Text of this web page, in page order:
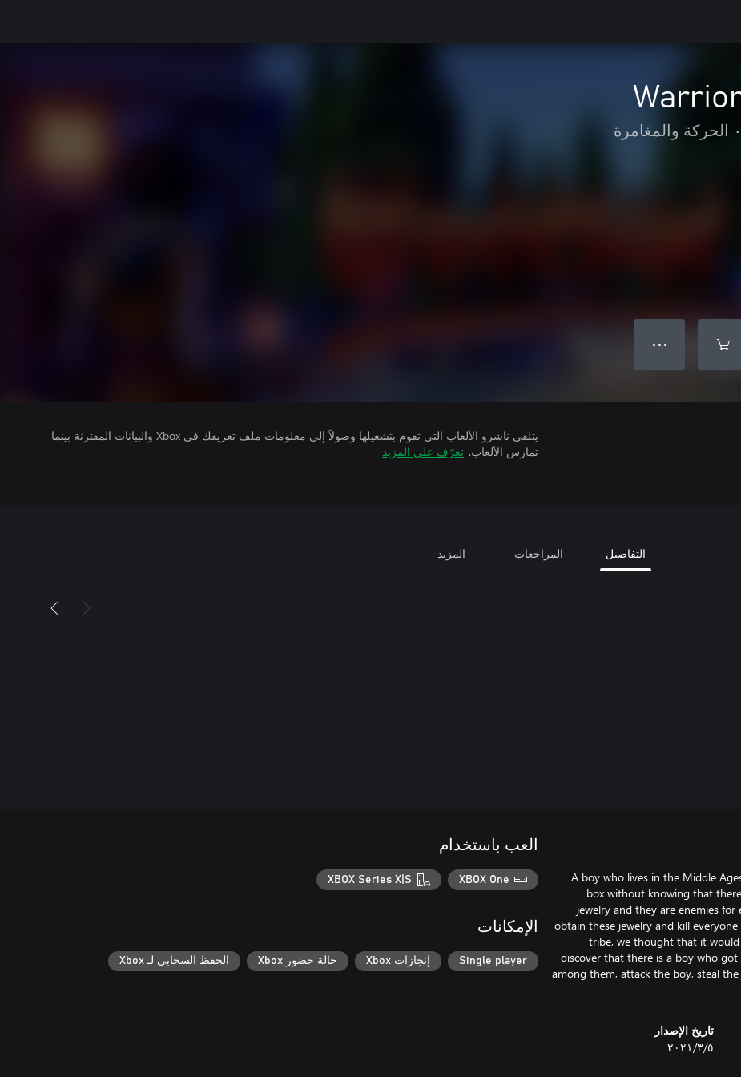
• الحركة والمغامرة
● ● ●
يتلقى ناشرو الألعاب التي تقوم بتشغيلها وصولاً إلى معلومات ملف تعريفك في Xbox والبيانات المقترنة بينما
تمارس الألعاب. تعرّف على المزيد
التفاصيل المراجعات المزيد
A boy who lives in the Middle
box without knowing that
jewelry and they are enemies
obtain these jewelry and kill
tribe, we thought that it would
discover that there is a boy who
among them, attack the boy, steal
تاريخ الإصدار
٥‏/٣‏/٢٠٢١
العب باستخدام
XBOX One
XBOX Series X|S
الإمكانات
Single player إنجازات Xbox حالة حضور Xbox الحفظ السحابي لـ Xbox